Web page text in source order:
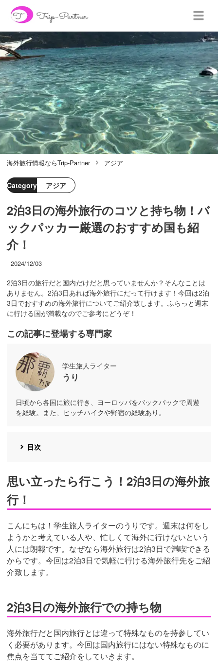
海外旅行情報ならTrip-Partner アジア
Category アジア
2泊3日の海外旅行のコツと持ち物！バ
ックパッカー厳選のおすすめ国も紹
介！
2024/12/03
2泊3日の旅行だと国内だけだと思っていませんか？そんなことは
ありません。2泊3日あれば海外旅行にだって行けます！今回は2泊
3日でおすすめの海外旅行についてご紹介致します。ふらっと週末
に行ける国が満載なのでご参考にどうぞ！
この記事に登場する専門家
学生旅人ライター
うり
日頃から各国に旅に行き、ヨーロッパをバックパックで周遊
を経験。また、ヒッチハイクや野宿の経験あり。
目次
思い立ったら行こう！2泊3日の海外旅
行！
こんにちは！学生旅人ライターのうりです。週末は何をし
ようかと考えている人や、忙しくて海外に行けないという
人には朗報です。なぜなら海外旅行は2泊3日で満喫できる
からです。今回は2泊3日で気軽に行ける海外旅行先をご紹
介致します。
2泊3日の海外旅行での持ち物
海外旅行だと国内旅行とは違って特殊なものを持参してい
く必要があります。今回は国内旅行にはない特殊なものに
焦点を当ててご紹介をしていきます。